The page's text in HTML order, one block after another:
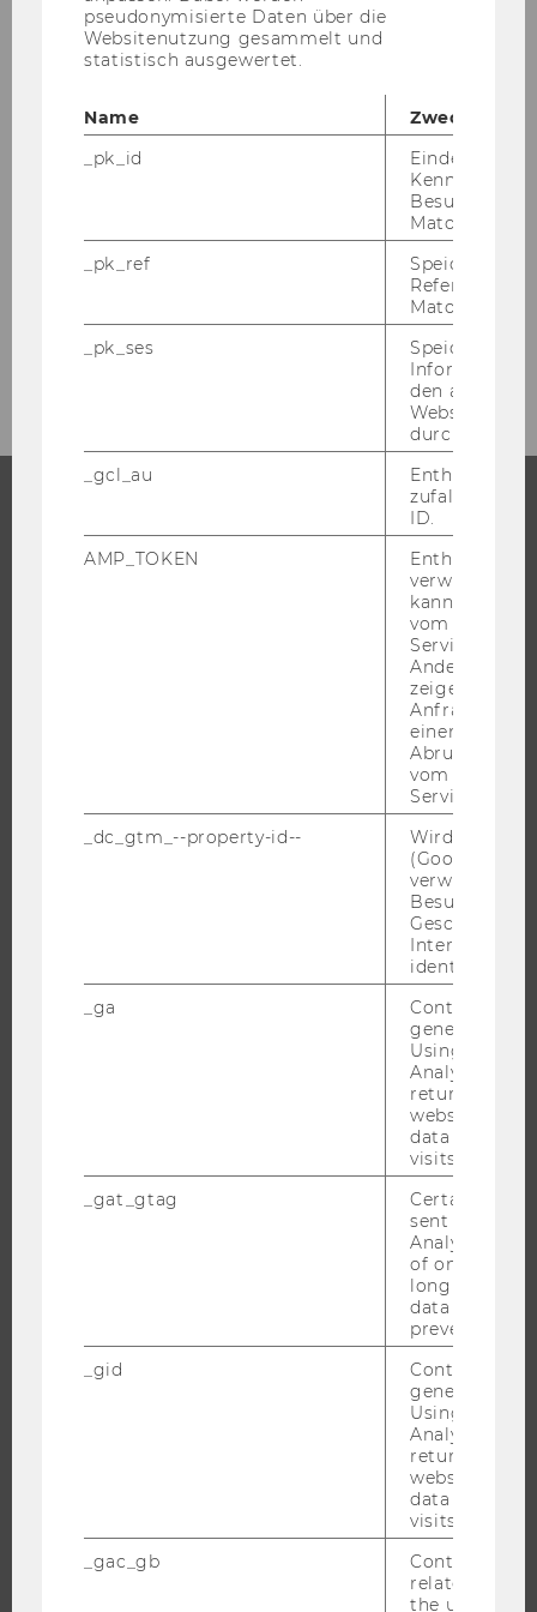
mehr möglich
ZURÜCK ZUR ÜBERSICHT
Student Counselling
News Student Counselling Details WiSe 2023
STUDIUM
INTERNATIONALE UND INCOMING EXCHANGE STUDIERENDE
ANGEBOTE FÜR SCHULEN UND STUDIENINTERESSIERTE
FORSCHUNG
FORSCHUNGSINFRASTRUKTUR
ÜBER DIE WU
ORGANISATION
pseudonymisierte Daten über die
Websitenutzung gesammelt und
statistisch ausgewertet.
Name
Zweck
_pk_id
Eindeutige
Besuchers
Matomo.
_pk_ref
Speicherung
Referrers
Matomo.
_pk_ses
Speicherung
den aktuellen
durch
_gcl_au
Enthält eine
ID.
AMP_TOKEN
Enthält ein
verwendet
kann, um
vom AMP-
Service
Andere
zeigen Opt-
Anfrage im
einen Fehler
Abrufen
vom AMP
Service an.
_dc_gtm_--property-id--
Wird von
(Google Tag
verwendet,
Besucher
Geschlecht
Interessen zu
identifizieren.
_ga
Contains a
generated
Using this
Analytics can
returning
website and
data from
visits.
_gat_gtag
Certain data
sent to
Analytics a
of once per
long as it is
data
prevented.
_gid
Contains a
generated
Using this
Analytics can
returning
website and
data from
visits.
_gac_gb
Contains
related
the user. If